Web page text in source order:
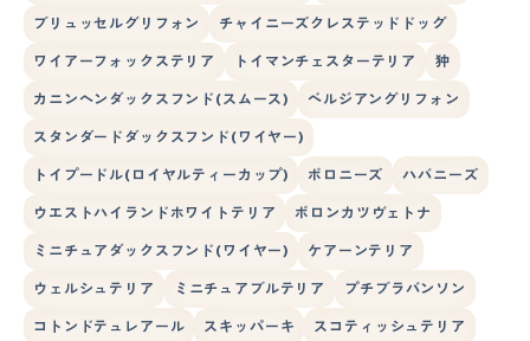
ブリュッセルグリフォン チャイニーズクレステッドドッグ
ワイアーフォックステリア トイマンチェスターテリア 狆
カニンヘンダックスフンド(スムース) ベルジアングリフォン
スタンダードダックスフンド(ワイヤー)
トイプードル(ロイヤルティーカップ) ボロニーズ ハバニーズ
ウエストハイランドホワイトテリア ボロンカツヴェトナ
ミニチュアダックスフンド(ワイヤー) ケアーンテリア
ウェルシュテリア ミニチュアブルテリア プチブラバンソン
コトンドテュレアール スキッパーキ スコティッシュテリア